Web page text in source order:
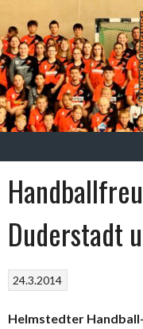
zum
Inhalt
Duderstadt
24.3.2014
Helmstedter